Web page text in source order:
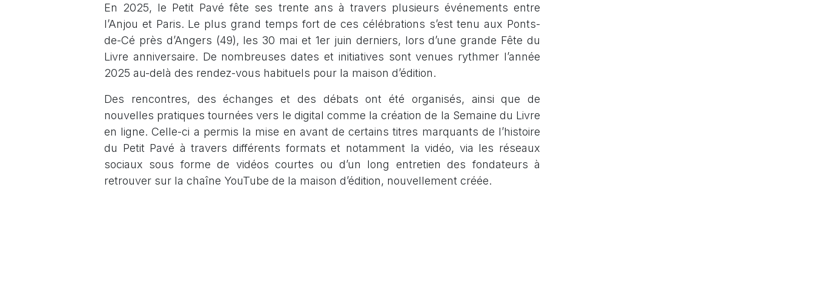
En 2025, le Petit Pavé fête ses trente ans à travers plusieurs événements entre
l’Anjou et Paris. Le plus grand temps fort de ces célébrations s’est tenu aux Ponts-
de-Cé près d’Angers (49), les 30 mai et 1er juin derniers, lors d’une grande Fête du
Livre anniversaire. De nombreuses dates et initiatives sont venues rythmer l’année
2025 au-delà des rendez-vous habituels pour la maison d’édition.
Des rencontres, des échanges et des débats ont été organisés, ainsi que de
nouvelles pratiques tournées vers le digital comme la création de la Semaine du Livre
en ligne. Celle-ci a permis la mise en avant de certains titres marquants de l’histoire
du Petit Pavé à travers différents formats et notamment la vidéo, via les réseaux
sociaux sous forme de vidéos courtes ou d’un long entretien des fondateurs à
retrouver sur la chaîne YouTube de la maison d’édition, nouvellement créée.